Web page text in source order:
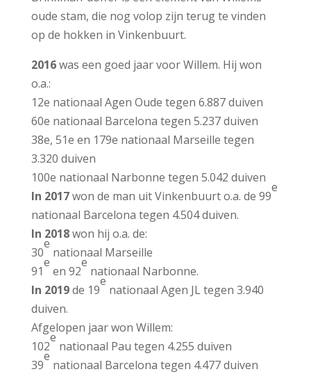
oude stam, die nog volop zijn terug te vinden
op de hokken in Vinkenbuurt.
2016was een goed jaar voor Willem. Hij won
o.a.:
12e nationaal Agen Oude tegen 6.887 duiven
60e nationaal Barcelona tegen 5.237 duiven
38e, 51e en 179e nationaal Marseille tegen
3.320 duiven
100e nationaal Narbonne tegen 5.042 duiven
In 2017won de man uit Vinkenbuurt o.a. de 99
e
nationaal Barcelona tegen 4.504 duiven.
In 2018won hij o.a. de:
30
e
nationaal Marseille
91
e
en 92
e
nationaal Narbonne.
In 2019de 19
e
nationaal Agen JL tegen 3.940
duiven.
Afgelopen jaar won Willem:
102
e
nationaal Pau tegen 4.255 duiven
39
e
nationaal Barcelona tegen 4.477 duiven